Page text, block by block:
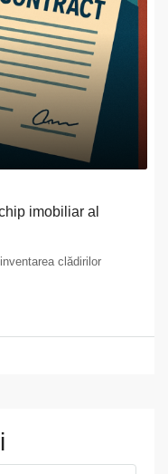
imobiliar al
clădirilor